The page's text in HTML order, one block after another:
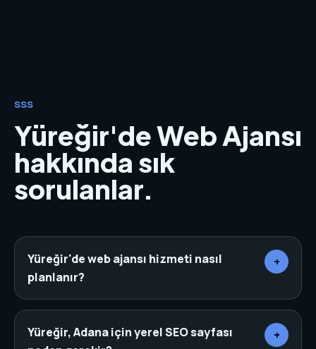
SSS
Yüreğir'de Web Ajansı
hakkında sık
sorulanlar.
Yüreğir'de web ajansı hizmeti nasıl
planlanır?
+
Önce sektör, rakipler, hedef müşteri ve mevcut
dijital varlıklar incelenir. Ardından sayfa mimarisi,
içerik, tasarım, teknik altyapı ve dönüşüm noktaları
Yüreğir, Adana için yerel SEO sayfası
+